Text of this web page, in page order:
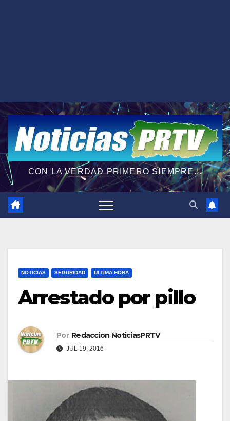
CON LA VERDAD PRIMERO SIEMPRE...
NOTICIAS SEGURIDAD ULTIMA HORA
Arrestado por pillo
Por Redaccion NoticiasPRTV
JUL 19, 2016